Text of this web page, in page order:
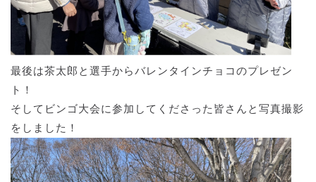
最後は茶太郎と選手からバレンタインチョコのプレゼン
ト！
そしてビンゴ大会に参加してくださった皆さんと写真撮影
をしました！